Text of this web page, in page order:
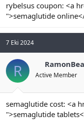
rybelsus coupon: <a
">semaglutide
7 Eki 2024
R Active Member
semaglutide cost: <a
">semaglutide